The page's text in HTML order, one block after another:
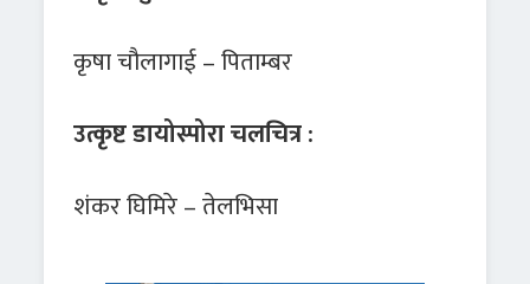
कृषा चौलागाई – पिताम्बर
उत्कृष्ट डायोस्पोरा चलचित्र :
शंकर घिमिरे – तेलभिसा